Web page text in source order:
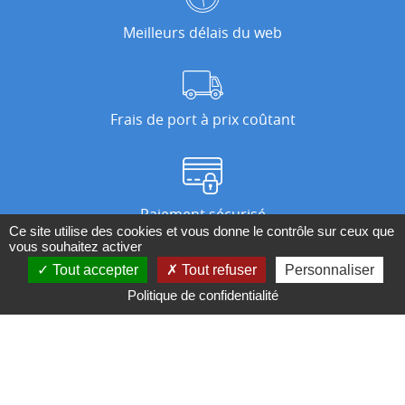
Meilleurs délais du web
Frais de port à prix coûtant
Paiement sécurisé
Nos magasins
Ce site utilise des cookies et vous donne le contrôle sur ceux que
vous souhaitez activer
Tout accepter
Tout refuser
Personnaliser
Politique de confidentialité